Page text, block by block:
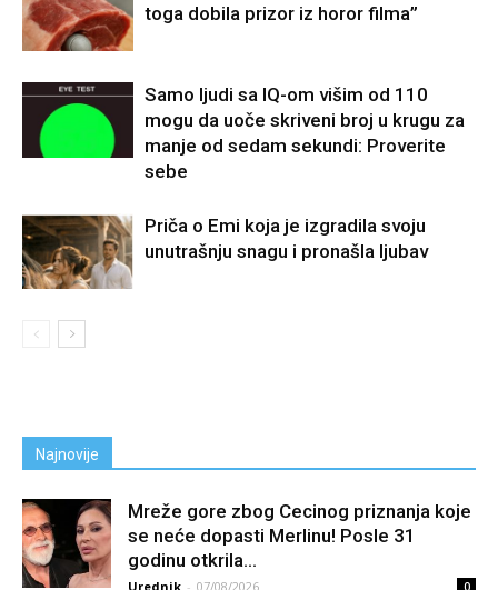
toga dobila prizor iz horor filma”
Samo ljudi sa IQ-om višim od 110
mogu da uoče skriveni broj u krugu za
manje od sedam sekundi: Proverite
sebe
Priča o Emi koja je izgradila svoju
unutrašnju snagu i pronašla ljubav
Najnovije
Mreže gore zbog Cecinog priznanja koje
se neće dopasti Merlinu! Posle 31
godinu otkrila...
Urednik - 07/08/2026 0